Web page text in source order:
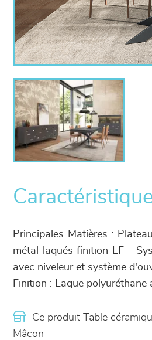
Principales Matières :
métal laqués finition LF -
avec niveleur et système
Finition : Laque
Ce produit Table
Mâcon